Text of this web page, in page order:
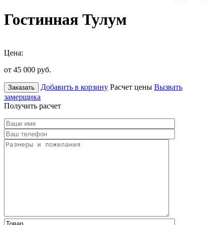
Гостинная Тулум
Цена:
от 45 000 руб.
Заказать Добавить в корзину Расчет цены Вызвать
замерщика
Получить расчет